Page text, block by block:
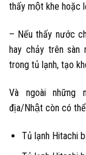
thấy một khe hoặc
– Nếu thấy nước
hay chảy trên
trong tủ lạnh, tạo
Và ngoài những
địa/Nhật còn có
Tủ lạnh Hitachi